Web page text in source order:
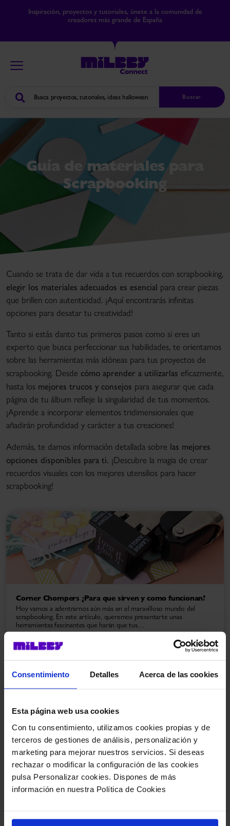
Consentimiento Detalles Acerca de las cookies
Esta página web usa cookies
Con tu consentimiento, utilizamos cookies propias y de
terceros de gestiones de análisis, personalización y
marketing para mejorar nuestros servicios. Si deseas
rechazar o modificar la configuración de las cookies
pulsa Personalizar cookies. Dispones de más
información en nuestra Política de Cookies
Inspiración, proyectos y tutoriales, únete a la comunidad de
creadores más grande de España
Buscar
Guía de materiales para
Scrapbooking
Cuando se trata de dar vida a tus recuerdos con scrapbooking,
elegir los materiales adecuados es esencial para crear piezas
que brillen con autenticidad. ¡Aquí encontrarás infinitas
opciones para desatar tu creatividad!
Tanto si estás danto tus primeros pasos como si eres un
experto que busca perfeccionar sus habilidades, te orientamos
sobre las herramientas más idóneas para tus proyectos de
scrapbooking. Desde cómo aprender a utilizarlas eficazmente,
hasta los mejores trucos y consejos para asegurar que cada
página de tu álbum refleje la singularidad de tus momentos.
¡Aprende a incorporar elementos tridimensionales que
añadirán profundidad y carácter a tus creaciones!
Además, te damos información detallada sobre las mejores
opciones disponibles para ti. ¡Descubre la magia de crear
recuerdos visuales con los mejores utensilios para hacer
scrapbooking!
Corner Chompers ¿Para que sirven y como funcionan?
Hoy vamos a adentrarnos aún más en el maravilloso mundo del
scrapbooking. En este artículo, queremos presentarte unas
herramientas fascinantes que harán que tus…
Papeles de Scrapbooking: todo lo que necesitas saber
Bienvenidos un día más al blog de milbby. Soy Marian
@lunares__de__colores y hoy vengo a hablaros de PAPEL. El papel es
un elemento muy importante…